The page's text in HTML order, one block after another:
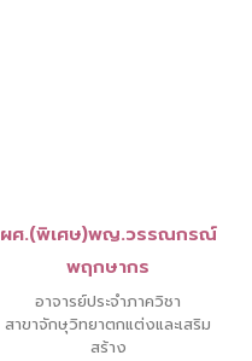
ผศ.(พิเศษ)พญ.วรรณกรณ์
พฤกษากร
อาจารย์ประจำภาควิชา
สาขาจักษุวิทยาตกแต่งและเสริม
สร้าง